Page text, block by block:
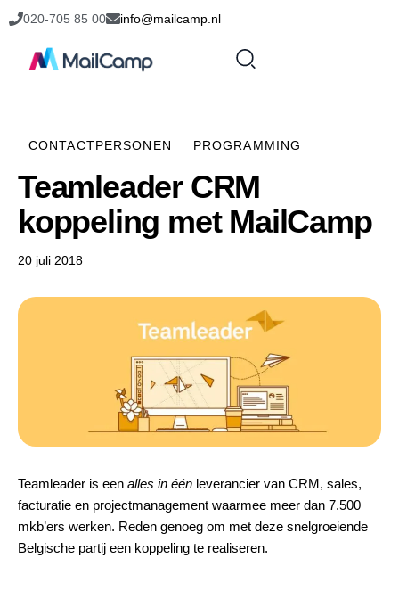
020-705 85 00 info@mailcamp.nl
CONTACTPERSONEN PROGRAMMING
Teamleader CRM
koppeling met MailCamp
20 juli 2018
Teamleader is een alles in één leverancier van CRM, sales,
facturatie en projectmanagement waarmee meer dan 7.500
mkb’ers werken. Reden genoeg om met deze snelgroeiende
Belgische partij een koppeling te realiseren.